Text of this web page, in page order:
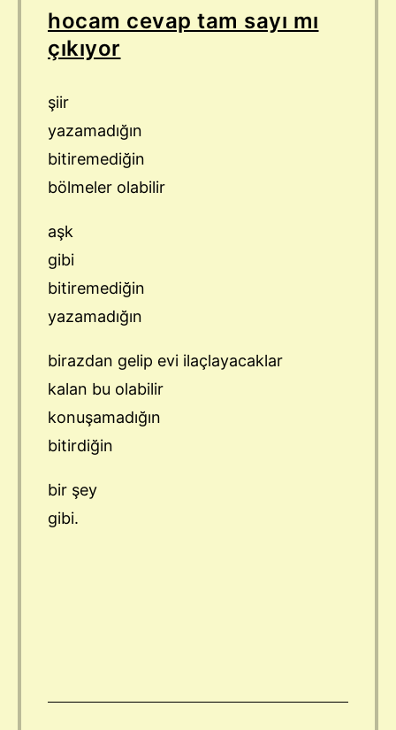
hocam cevap tam sayı mı
çıkıyor
şiir
yazamadığın
bitiremediğin
bölmeler olabilir
aşk
gibi
bitiremediğin
yazamadığın
birazdan gelip evi ilaçlayacaklar
kalan bu olabilir
konuşamadığın
bitirdiğin
bir şey
gibi.